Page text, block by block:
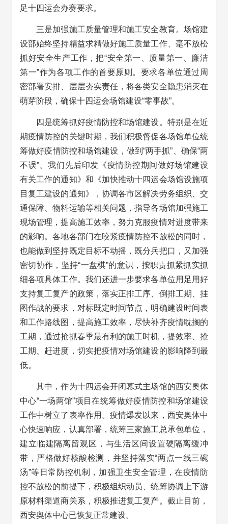
足十四运会办赛要求。
三是加强施工质量管理和施工安全教育。场馆建
设部始终坚持精益求精做好施工质量工作、毫不放松
抓好安全生产工作，把“安全第一、质量第一、廉洁
第一”作为各项工作的首要原则。要求各单位通过周
密部署安排、层层夯实责任，将各类安全隐患消灭在
萌芽阶段，确保十四运会场馆建设“零事故”。
四是统筹抓好疫情防控和场馆建设。特别是在近
期疫情防控的关键时期，我们积极督促各场馆单位统
筹做好疫情防控和场馆建设，做到“两手抓”、确保“两
不误”。我们先后印发《疫情防控期间做好场馆建设
有关工作的通知》和《加快推动十四运会场馆设施项
目复工建设的通知》，协调各市区解决劳务组织、交
通保障、物料运输等相关问题，指导各场馆加强施工
现场管理，提高施工效率，努力克服疫情对进度带来
的影响。各地各部门在咬紧疫情防控不放松的同时，
也能做到坚持既定目标不动摇，既分兵把口，又加强
密切协作，坚持“一盘棋”的意识，按职责抓紧抓实抓
细各项具体工作。我们还进一步要求各单位用足用好
支持复工复产的政策，落实正排工序、倒排工期、挂
图作战的要求，对标既定时间节点，明确建设时间表
和工作路线图，提高施工效率，尽快补齐疫情耽搁的
工期，通过抢抓春季最有利的施工时机，提效率、抢
工期、赶进度，切实把疫情对场馆建设的影响降到最
低。
其中，作为十四运会开闭幕式主场馆的西安奥体
中心“一场两馆”项目在统筹做好疫情防控和场馆建设
工作中树立了表率作用。疫情爆发以来，西安奥体中
心快速响应，认真部署，统筹三家施工总承包单位，
建立临建隔离留观区，与生活区间设置硬隔离缓冲
带，严格做好核酸检测，并坚持落实“两点一线三碗
汤”等日常防控机制，加强卫生安全管理，在疫情防
控不放松的前提下，积极组织动员、统筹协调上下游
原材料渠道商关系，积极推进复工复产。截止目前，
西安奥体中心已恢复正常建设。